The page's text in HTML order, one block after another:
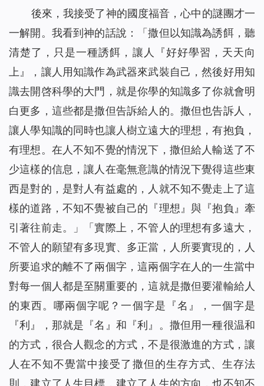
後來，我接受了神的國度福音，心中的謎團才一
一解開。我看到神的話說：「撒但以知識為誘餌，聽
清楚了，只是一種誘餌，讓人『好好學習，天天向
上』，讓人用知識作為武器來武裝自己，然後好用知
識去開啓科學的大門，就是你學的知識多了你就會明
白更多，這些都是撒但告訴給人的。撒但也告訴人，
讓人學知識的同時也讓人樹立遠大的理想，有抱負，
有理想。在人不知不覺的情況下，撒但給人輸送了不
少這樣的信息，讓人在毫無意識的情況下覺得這些東
西是對的，是對人有益處的，人就不知不覺走上了這
樣的道路，不知不覺被自己的『理想』與『抱負』牽
引著往前走。
」「實際上，不管人的理想有多遠大，
不管人的願望有多現實、多正當，人所要實現的，人
所要追求的離不了兩個字，這兩個字在人的一生當中
對每一個人都是至關重要的，這就是撒但要灌輸給人
的東西。哪兩個字呢？一個字是『名』，一個字是
『利』，那就是『名』和『利』。撒但用一種很温和
的方式，很合人觀念的方式，不是很激進的方式，讓
人在不知不覺當中接受了撒但的生存方式、生存法
則，建立了人生目標，建立了人生的方向，也不知不